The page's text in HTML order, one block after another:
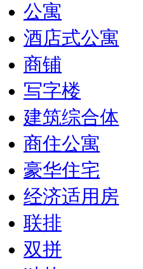
公寓
酒店式公寓
商铺
写字楼
建筑综合体
商住公寓
豪华住宅
经济适用房
联排
双拼